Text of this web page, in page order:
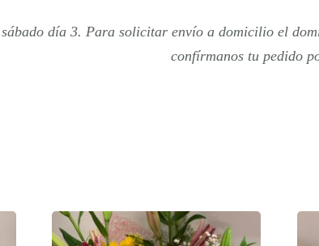
día 3. Para solicitar envío a domicilio el
confírmanos tu pedido